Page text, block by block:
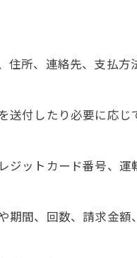
所、連絡先、支払
付したり必要に応
ジットカード番号、
間、回数、請求金